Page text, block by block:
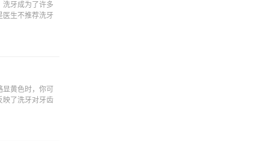
洗牙成为了许多
医生不推荐洗牙
黄色时，你可
映了洗牙对牙齿